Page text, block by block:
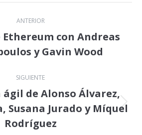
ANTERIOR
Publicación
anterior:
con Andreas
y Gavin Wood
SIGUIENTE
Publicación
siguiente:
ágil de Alonso Álvarez,
Susana Jurado y Míquel
Rodríguez